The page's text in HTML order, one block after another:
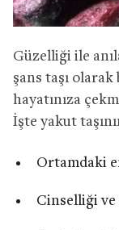
Güzelliği ile
şans taşı
hayatınıza
İşte yakut
Ortamdaki
Cinselliği ve